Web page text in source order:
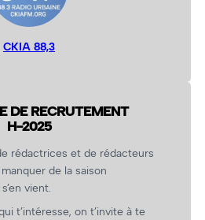
CKIA 88,3
DE RECRUTEMENT
H-2025
rédactrices et de rédacteurs
de la saison
vient.
t’intéresse, on t’invite à te